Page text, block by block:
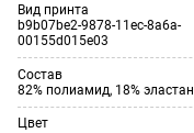
Вид принта
b9b07be2-9878-11ec-8a6a-
00155d015e03
Состав
82% полиамид, 18% эластан
Цвет